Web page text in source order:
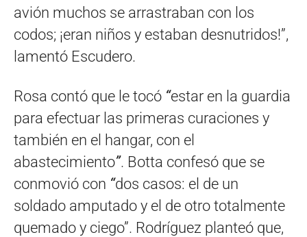
avión muchos se arrastraban con los
codos; ¡eran niños y estaban desnutridos!”,
lamentó Escudero.
Rosa contó que le tocó “estar en la guardia
para efectuar las primeras curaciones y
también en el hangar, con el
abastecimiento”. Botta confesó que se
conmovió con “dos casos: el de un
soldado amputado y el de otro totalmente
quemado y ciego”. Rodríguez planteó que,